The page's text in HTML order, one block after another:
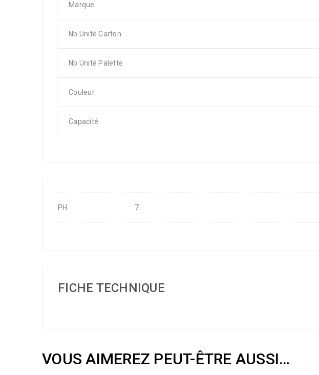
Marque
Nb Unité Carton
Nb Unité Palette
Couleur
Capacité
PH 7
FICHE TECHNIQUE
VOUS AIMEREZ PEUT-ÊTRE AUSSI…